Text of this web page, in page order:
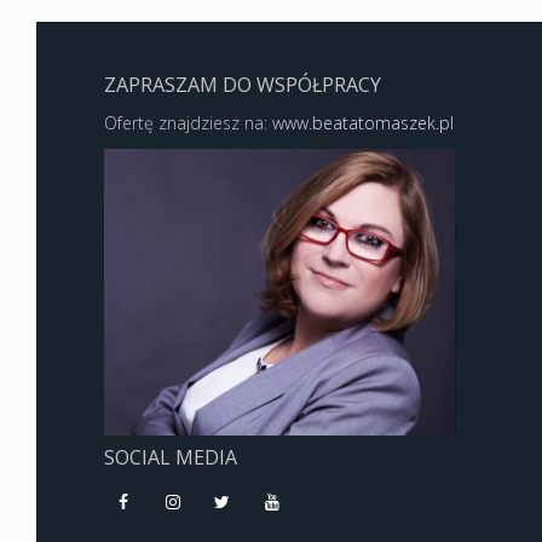
ZAPRASZAM DO WSPÓŁPRACY
Ofertę znajdziesz na: www.beatatomaszek.pl
SOCIAL MEDIA